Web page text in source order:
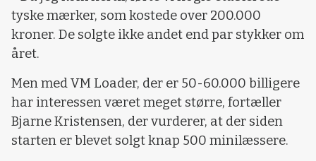
tyske mærker, som kostede over 200.000
kroner. De solgte ikke andet end par stykker om
året.
Men med VM Loader, der er 50-60.000 billigere
har interessen været meget større, fortæller
Bjarne Kristensen, der vurderer, at der siden
starten er blevet solgt knap 500 minilæssere.